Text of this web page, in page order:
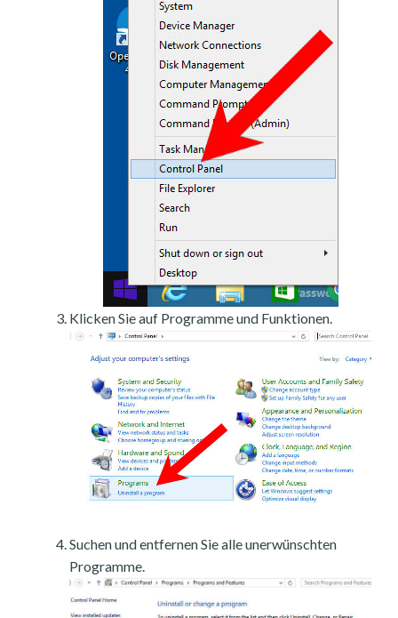
Klicken Sie auf Programme und Funktionen.
Suchen und entfernen Sie alle unerwünschten
Programme.